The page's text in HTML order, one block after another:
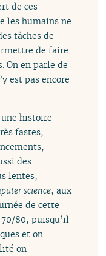
de ces
les humains ne
tâches de
de faire
On en parle de
est pas encore
histoire
fastes,
des
lentes,
science, aux
de cette
80, puisqu’il
et on
on